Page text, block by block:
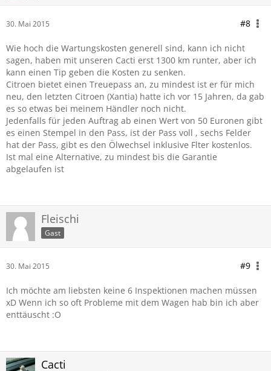
30. Mai 2015 #8
Wie hoch die Wartungskosten generell sind, kann ich nicht
sagen, haben mit unseren Cacti erst 1300 km runter, aber ich
kann einen Tip geben die Kosten zu senken.
Citroen bietet einen Treuepass an, zu mindest ist er für mich
neu, den letzten Citroen (Xantia) hatte ich vor 15 Jahren, da gab
es so etwas bei meinem Händler noch nicht.
Jedenfalls für jeden Auftrag ab einen Wert von 50 Euronen gibt
es einen Stempel in den Pass, ist der Pass voll , sechs Felder
hat der Pass, gibt es den Ölwechsel inklusive Flter kostenlos.
Ist mal eine Alternative, zu mindest bis die Garantie
abgelaufen ist
Fleischi
Gast
30. Mai 2015 #9
Ich möchte am liebsten keine 6 Inspektionen machen müssen
xD Wenn ich so oft Probleme mit dem Wagen hab bin ich aber
enttäuscht :O
Cacti